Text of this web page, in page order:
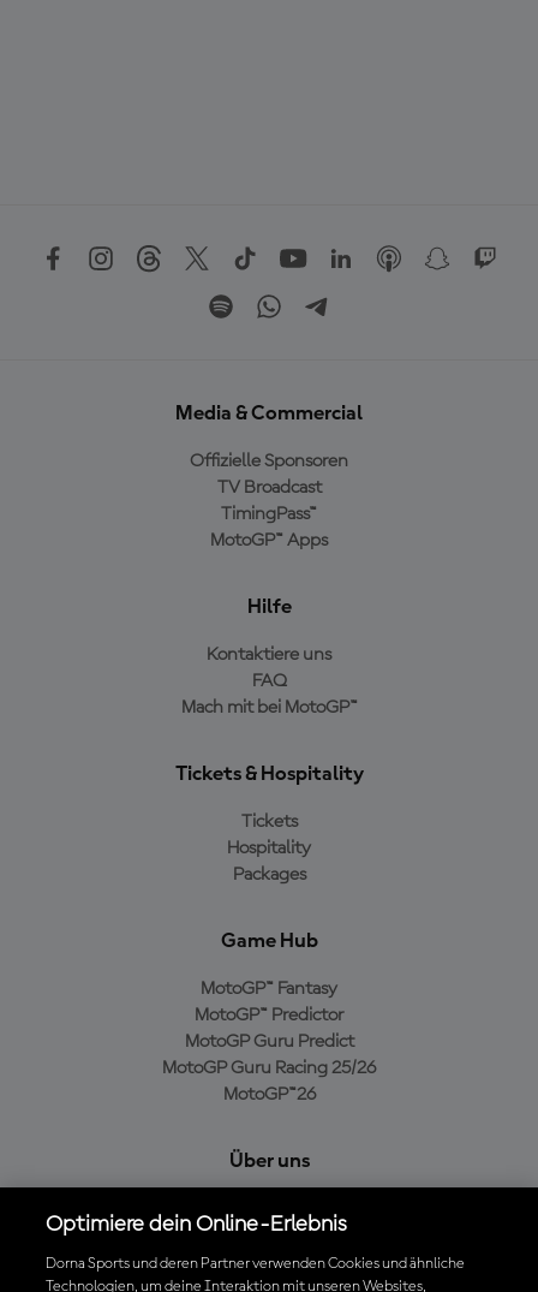
Media & Commercial
Offizielle Sponsoren
TV Broadcast
TimingPass™
MotoGP™ Apps
Hilfe
Kontaktiere uns
FAQ
Mach mit bei MotoGP™
Tickets & Hospitality
Tickets
Hospitality
Packages
Game Hub
MotoGP™ Fantasy
MotoGP™ Predictor
MotoGP Guru Predict
MotoGP Guru Racing 25/26
MotoGP™26
Über uns
Cookie-Richtlinien
Geschäftsbedingungen
Optimiere dein Online-Erlebnis
Dorna Sports und deren Partner verwenden Cookies und ähnliche
Technologien, um deine Interaktion mit unseren Websites,